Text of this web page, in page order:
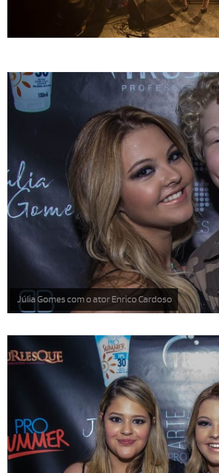
Júlia Gomes com o ator Enrico Cardoso